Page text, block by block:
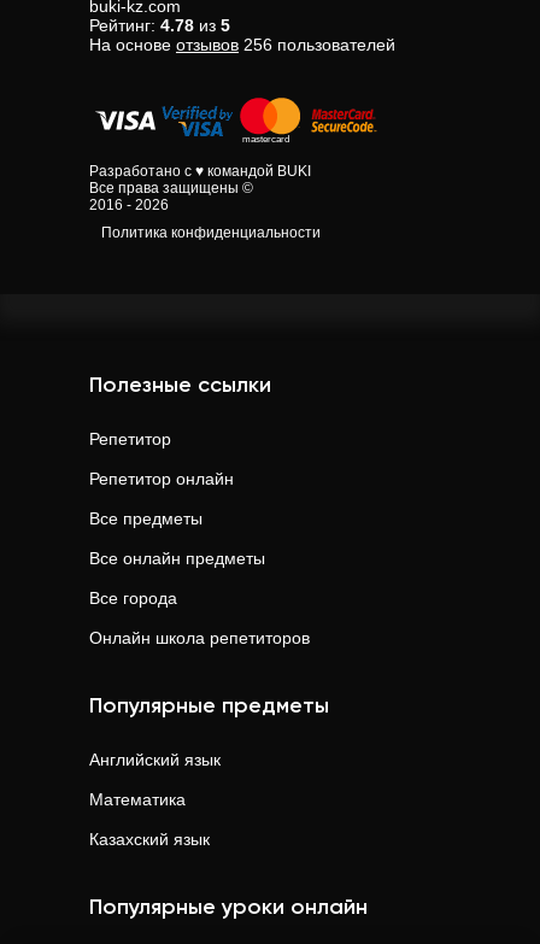
buki-kz.com
Рейтинг: 4.78 из 5
На основе отзывов 256 пользователей
Разработано с ♥ командой BUKI
Все права защищены ©
2016 - 2026
Политика конфиденциальности
Полезные ссылки
Репетитор
Репетитор онлайн
Все предметы
Все онлайн предметы
Все города
Онлайн школа репетиторов
Популярные предметы
Английский язык
Математика
Казахский язык
Популярные уроки онлайн